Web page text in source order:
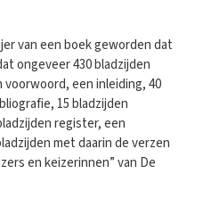
van een boek geworden dat
ongeveer 430 bladzijden
een inleiding, 40
15 bladzijden
register, een
met daarin de verzen
en keizerinnen” van De